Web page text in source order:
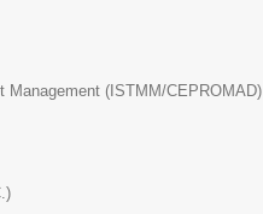
Management (ISTMM/CEPROMAD)